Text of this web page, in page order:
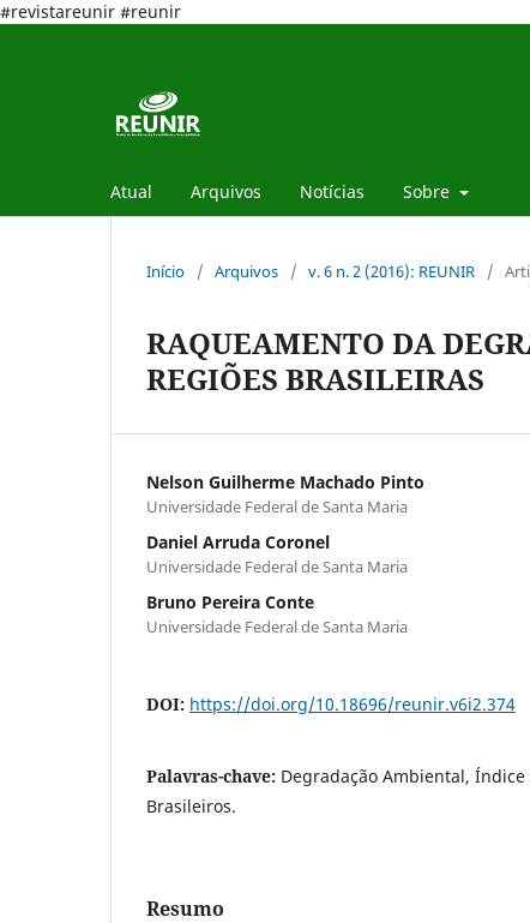
#revistareunir #reunir
Atual Arquivos Notícias Sobre
Início / Arquivos / v. 6 n. 2 (2016): REUNIR /
RAQUEAMENTO DA
REGIÕES BRASILEIRAS
Nelson Guilherme Machado Pinto
Universidade Federal de Santa Maria
Daniel Arruda Coronel
Universidade Federal de Santa Maria
Bruno Pereira Conte
Universidade Federal de Santa Maria
DOI: https://doi.org/10.18696/reunir.v6i2.374
Palavras-chave: Degradação Ambiental, Índice
Brasileiros.
Resumo